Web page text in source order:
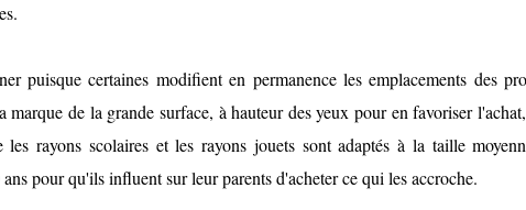
puisque certaines modifient en permanence les emplacements des
marque de la grande surface, à hauteur des yeux pour en favoriser
les rayons scolaires et les rayons jouets sont adaptés à la taille
pour qu'ils influent sur leur parents d'acheter ce qui les accroche.